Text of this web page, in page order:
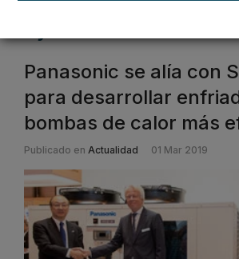
Panasonic se alía con
para desarrollar
bombas de calor más
Publicado en Actualidad 01 Mar 2019